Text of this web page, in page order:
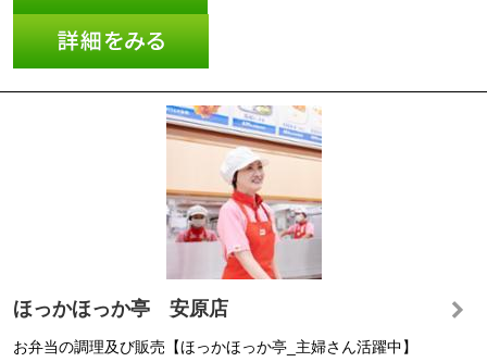
ほっかほっか亭 安原店
お弁当の調理及び販売【ほっかほっか亭_主婦さん活躍中】